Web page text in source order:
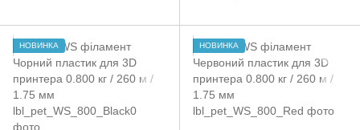
НОВИНКА НОВИНКА